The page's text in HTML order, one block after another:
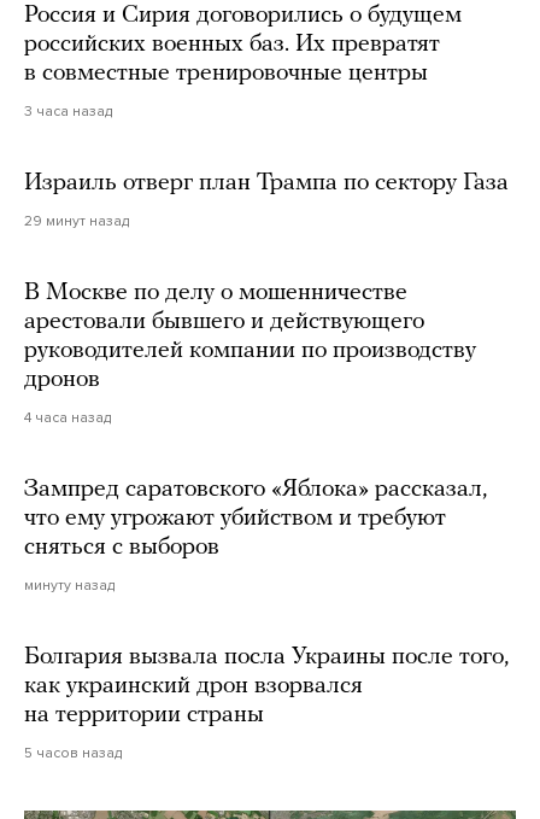
Россия и Сирия договорились о будущем
российских военных баз. Их превратят
в совместные тренировочные центры
3 часа назад
Израиль отверг план Трампа по сектору Газа
29 минут назад
В Москве по делу о мошенничестве
арестовали бывшего и действующего
руководителей компании по производству
дронов
4 часа назад
Зампред саратовского «Яблока» рассказал,
что ему угрожают убийством и требуют
сняться с выборов
минуту назад
Болгария вызвала посла Украины после того,
как украинский дрон взорвался
на территории страны
5 часов назад